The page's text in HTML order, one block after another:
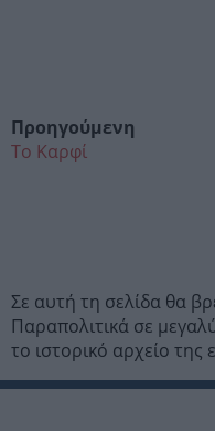
Προηγούμενη
Το Καρφί
Σε αυτή τη σελίδα θα
Παραπολιτικά σε
το ιστορικό αρχείο